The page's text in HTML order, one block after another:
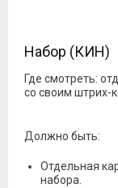
Набор (КИН)
Где смотреть:
со своим штрих-
Должно быть:
Отдельная
набора.